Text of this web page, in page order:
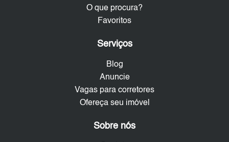
O que procura?
Favoritos
Serviços
Blog
Anuncie
Vagas para corretores
Ofereça seu imóvel
Sobre nós